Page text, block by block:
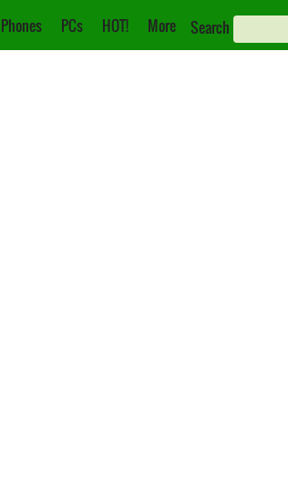
Phones PCs HOT! More Search